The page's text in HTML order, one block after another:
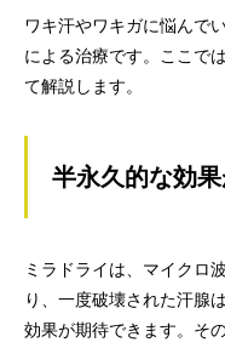
ワキ汗やワキガに悩んで
による治療です。ここで
て解説します。
半永久的な効
ミラドライは、マイクロ
り、一度破壊された汗腺
効果が期待できます。そ